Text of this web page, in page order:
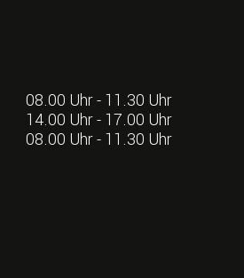
08.00 Uhr - 11.30 Uhr
14.00 Uhr - 17.00 Uhr
08.00 Uhr - 11.30 Uhr